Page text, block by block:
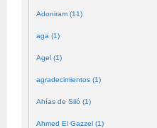
Adoniram (11)
aga (1)
Agel (1)
agradecimientos (1)
Ahías de Siló (1)
Ahmed El Gazzel (1)